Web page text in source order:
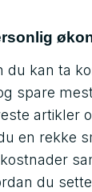
kan ta
spare
artikler
en rekke
du